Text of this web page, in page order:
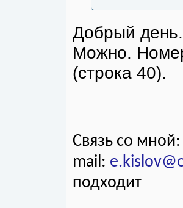
Добрый день.
Можно.
(строка 40).
Связь со
mail:
подходит